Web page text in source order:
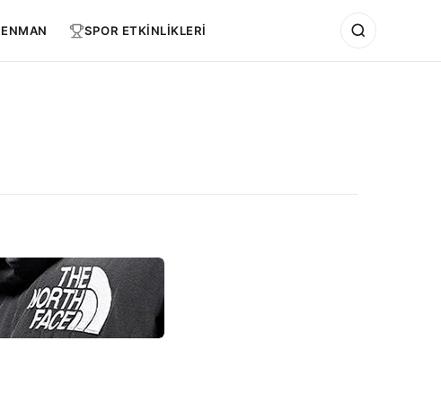
SPOR ETKİNLİKLERİ